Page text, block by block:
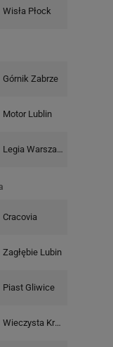
Wisła Płock
Górnik Zabrze
Motor Lublin
Legia Warszawa
Cracovia
Zagłębie Lubin
Piast Gliwice
Wieczysta Kraków